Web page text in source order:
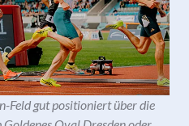
Feld gut positioniert über die